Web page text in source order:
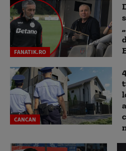
FANATIK.RO
CANCAN